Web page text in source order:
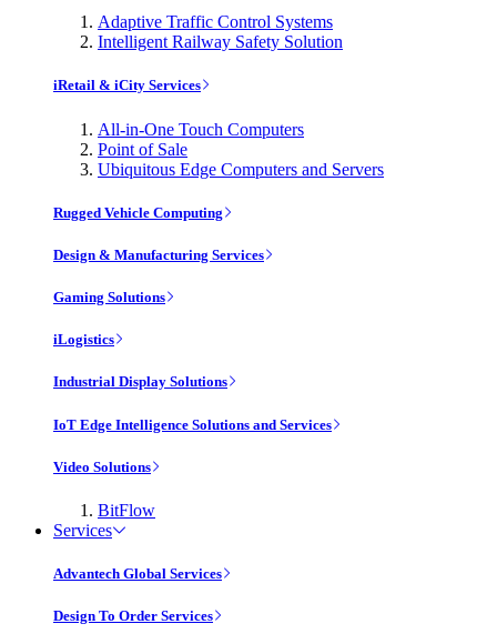
Adaptive Traffic Control Systems
Intelligent Railway Safety Solution
iRetail & iCity Services
All-in-One Touch Computers
Point of Sale
Ubiquitous Edge Computers and Servers
Rugged Vehicle Computing
Design & Manufacturing Services
Gaming Solutions
iLogistics
Industrial Display Solutions
IoT Edge Intelligence Solutions and Services
Video Solutions
BitFlow
Services
Advantech Global Services
Design To Order Services